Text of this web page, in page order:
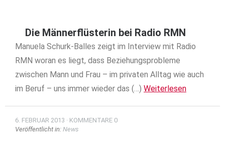
Die Männerflüsterin bei Radio RMN
Manuela Schurk-Balles zeigt im Interview mit Radio
RMN woran es liegt, dass Beziehungsprobleme
zwischen Mann und Frau – im privaten Alltag wie auch
im Beruf – uns immer wieder das (…) Weiterlesen
6. FEBRUAR 2013
KOMMENTARE 0
Veröffentlicht in: News